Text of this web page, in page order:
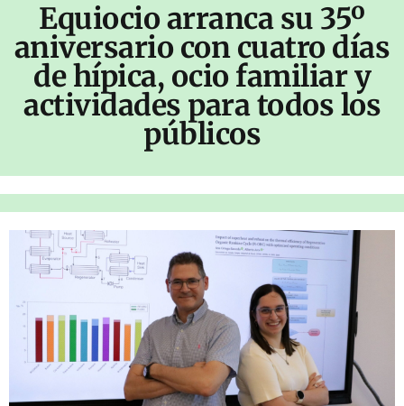
Equiocio arranca su 35º
aniversario con cuatro días
de hípica, ocio familiar y
actividades para todos los
públicos